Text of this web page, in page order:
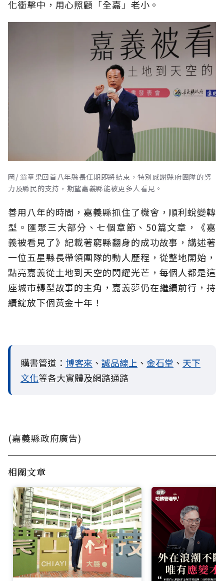
化衝擊中，用心照顧「全嘉」老小。
圖/ 翁章梁回首八年縣長任期即將結束，特別感謝縣府團隊的努
力及縣民的支持，期望嘉義縣能被更多人看見。
善用八年的時間，嘉義縣抓住了機會，順利蛻變轉
型。匯聚三大部分、七個章節、50篇文章，《嘉
義被看見了》記載著窮縣翻身的成功故事，講述著
一位五星縣長帶領團隊的動人歷程，從整地開始，
點亮嘉義從土地到天空的閃耀光芒，每個人都是這
座城市轉型故事的主角，嘉義夢仍在繼續前行，持
續綻放下個黃金十年！
購書管道： 博客來 、 誠品線上 、 金石堂 、 天下
文化等各大實體及網路通路
(嘉義縣政府廣告)
相關文章